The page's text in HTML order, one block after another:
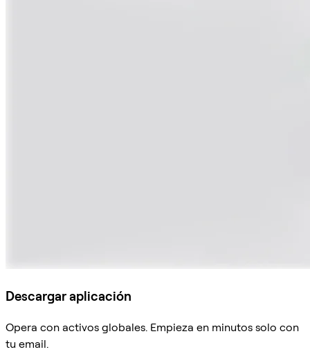
Descargar aplicación
Opera con activos globales. Empieza en minutos solo con
tu email.